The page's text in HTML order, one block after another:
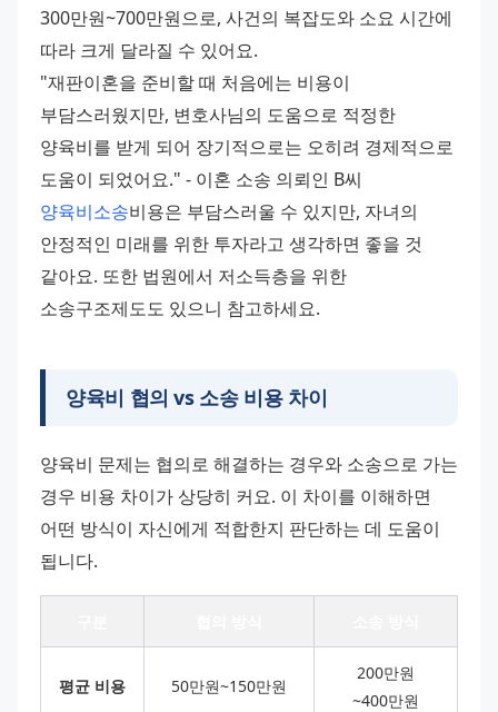
300만원~700만원으로, 사건의 복잡도와 소요 시간에
따라 크게 달라질 수 있어요.
"재판이혼을 준비할 때 처음에는 비용이
부담스러웠지만, 변호사님의 도움으로 적정한
양육비를 받게 되어 장기적으로는 오히려 경제적으로
도움이 되었어요." - 이혼 소송 의뢰인 B씨
양육비소송비용은 부담스러울 수 있지만, 자녀의
안정적인 미래를 위한 투자라고 생각하면 좋을 것
같아요. 또한 법원에서 저소득층을 위한
소송구조제도도 있으니 참고하세요.
양육비 협의 vs 소송 비용 차이
양육비 문제는 협의로 해결하는 경우와 소송으로 가는
경우 비용 차이가 상당히 커요. 이 차이를 이해하면
어떤 방식이 자신에게 적합한지 판단하는 데 도움이
됩니다.
평균 비용 50만원~150만원
200만원
~400만원